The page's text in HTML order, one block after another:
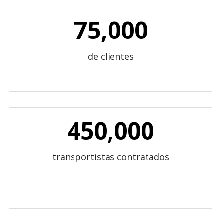
75,000
de clientes
450,000
transportistas contratados